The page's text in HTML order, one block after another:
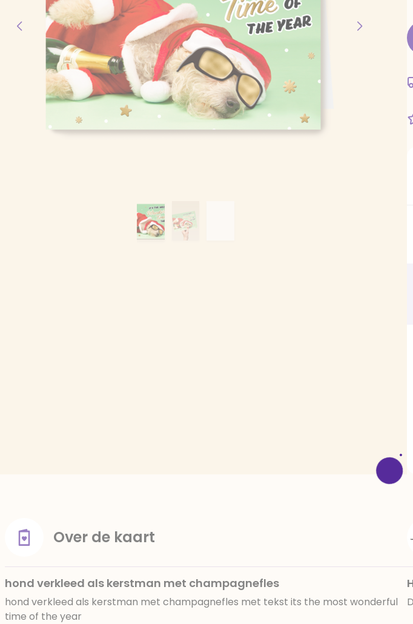
Over de kaart
hond verkleed als kerstman met champagnefles
hond verkleed als kerstman met champagnefles met tekst its the most wonderful
time of the year